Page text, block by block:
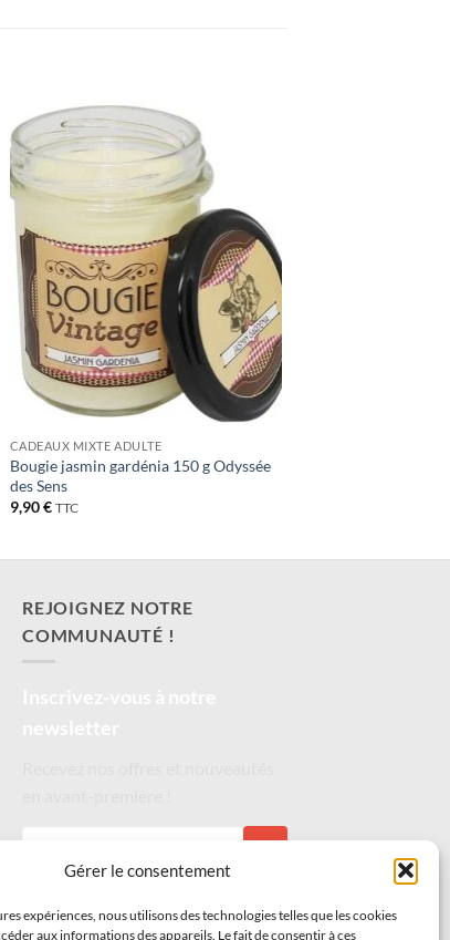
Gérer le consentement
expériences, nous utilisons des technologies telles que les cookies
aux informations des appareils. Le fait de consentir à ces
souhaits
CADEAUX MIXTE ADULTE
Bougie jasmin gardénia 150 g Odyssée
des Sens
9,90€ TTC
REJOIGNEZ NOTRE
COMMUNAUTÉ !